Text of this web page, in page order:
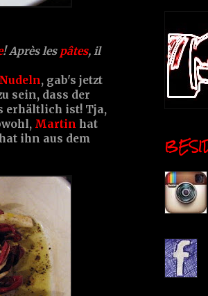
! Après les pâtes, il
Nudeln, gab's jetzt
sein, dass der
erhältlich ist! Tja,
Martin hat
ihn aus dem